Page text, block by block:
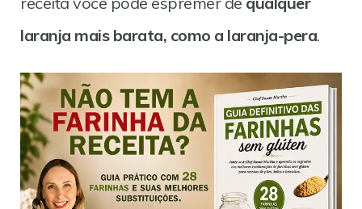
laranja mais barata, como a laranja-pera.